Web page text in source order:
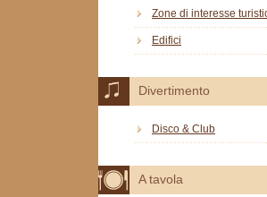
Zone di interesse
Edifici
Divertimento
Disco & Club
A tavola